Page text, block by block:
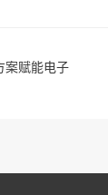
案赋能电子